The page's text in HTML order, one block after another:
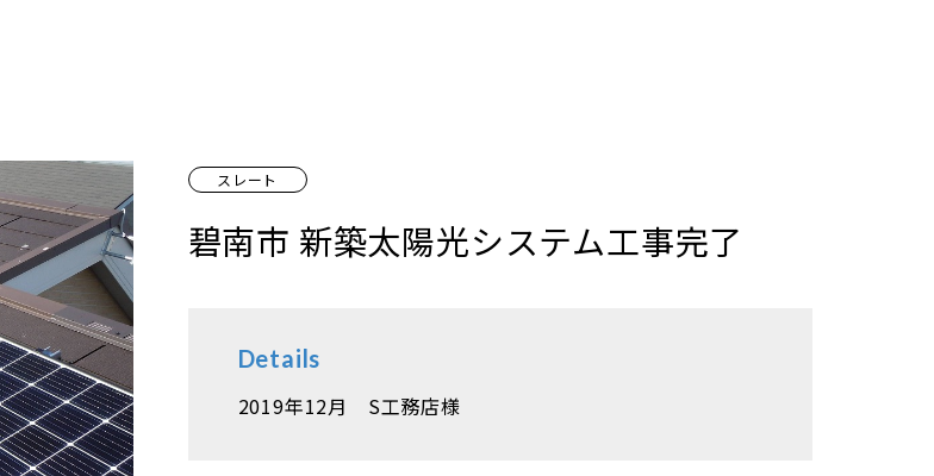
スレート
碧南市 新築太陽光システム工事完了
Details
2019年12月 S工務店様